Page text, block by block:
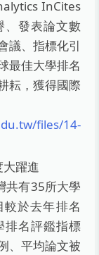
InCites
、發表論文數
議、指標化引
最佳大學排名
耘，獲得國際
files/14-
躍進
共有35所大學
於去年排名
排名評鑑指標
、平均論文被